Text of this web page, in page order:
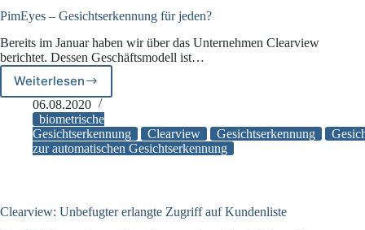
ist
PimEyes – Gesichtserkennung für jeden?
Bereits im Januar haben wir über das Unternehmen Clearview
berichtet. Dessen Geschäftsmodell ist…
Weiterlesen
PimEyes
–
Gesichtserkennung
für
jeden?
06.08.2020
biometrische
Gesichtserkennung
Clearview Gesichtserkennung
zur automatischen Gesichtserkennung
Clearview: Unbefugter erlangte Zugriff auf Kundenliste